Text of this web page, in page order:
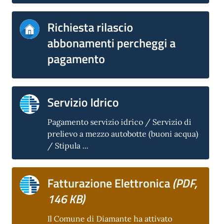
Richiesta rilascio
abbonamenti percheggi a
pagamento
Servizio Idrico
Pagamento servizio idrico / Servizio di
prelievo a mezzo autobotte (buoni acqua)
/ Stipula ...
Fatturazione Elettronica(PDF,
146 KB)
Il Comune di Diamante ha attivato